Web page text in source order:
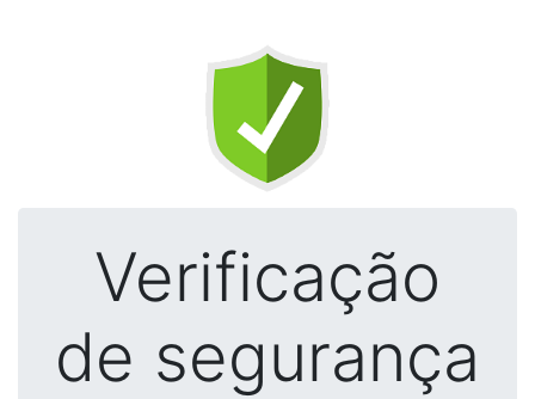
Verificação
de segurança